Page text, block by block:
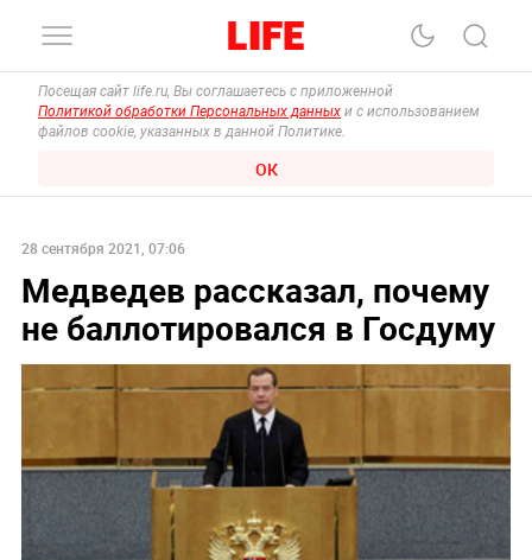
Посещая сайт life.ru, Вы соглашаетесь с приложенной
Политикой обработки Персональных данных и с использованием
файлов cookie, указанных в данной Политике.
ОК
28 сентября 2021, 07:06
Медведев рассказал, почему
не баллотировался в Госдуму